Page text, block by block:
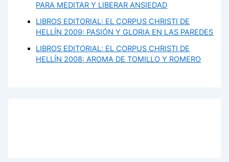
PARA MEDITAR Y LIBERAR ANSIEDAD
LIBROS EDITORIAL: EL CORPUS CHRISTI DE
HELLÍN 2009: PASIÓN Y GLORIA EN LAS PAREDES
LIBROS EDITORIAL: EL CORPUS CHRISTI DE
HELLÍN 2008: AROMA DE TOMILLO Y ROMERO